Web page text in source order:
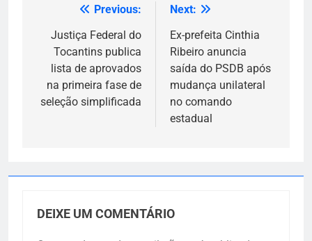
Navegação
de
Post
Previous:
Justiça Federal do
Tocantins publica
lista de aprovados
na primeira fase de
seleção simplificada
Next:
Ex-prefeita Cinthia
Ribeiro anuncia
saída do PSDB após
mudança unilateral
no comando
estadual
DEIXE UM COMENTÁRIO